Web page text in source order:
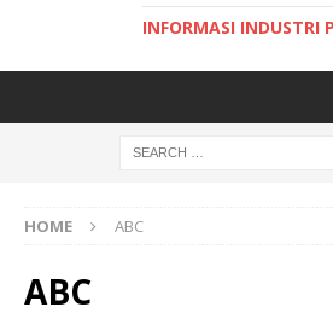
INFORMASI INDUSTRI
HOME ABC
ABC